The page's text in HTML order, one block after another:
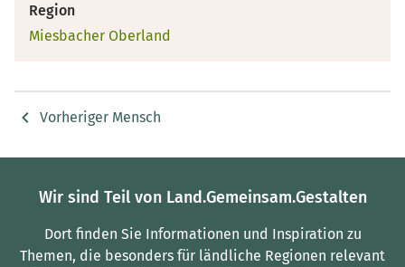
Region
Miesbacher Oberland
Vorheriger Mensch
Wir sind Teil von Land.Gemeinsam.Gestalten
Dort finden Sie Informationen und Inspiration zu
Themen, die besonders für ländliche Regionen relevant